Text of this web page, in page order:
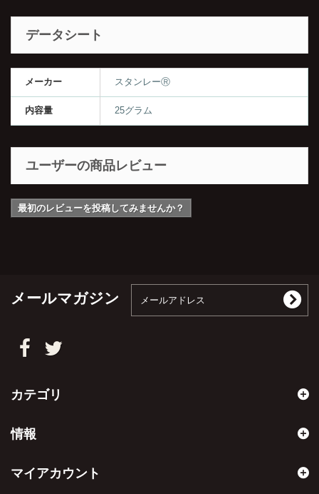
データシート
メーカー スタンレーⓇ
内容量 25グラム
ユーザーの商品レビュー
最初のレビューを投稿してみませんか？
メールマガジン
カテゴリ
情報
マイアカウント